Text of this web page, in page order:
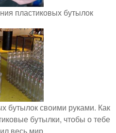
пластиковых бутылок
бутылок своими руками. Как
бутылки, чтобы о тебе
весь мир